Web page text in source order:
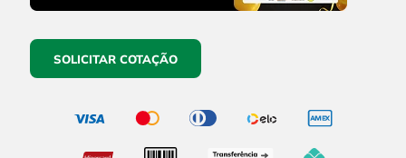
SOLICITAR COTAÇÃO